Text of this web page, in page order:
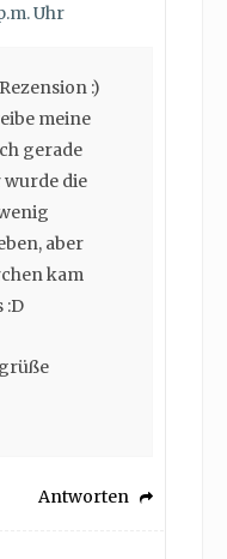
Uhr
:)
meine
gerade
die
aber
kam
:D
Antworten